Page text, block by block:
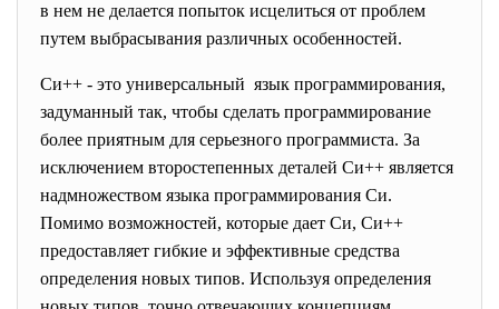
в нем не делается попыток исцелиться от проблем
путем выбрасывания различных особенностей.
Си++ - это универсальный язык программирования,
задуманный так, чтобы сделать программирование
более приятным для серьезного программиста. За
исключением второстепенных деталей Си++ является
надмножеством языка программирования Cи.
Помимо возможностей, которые дает Cи, Си++
предоставляет гибкие и эффективные средства
определения новых типов. Используя определения